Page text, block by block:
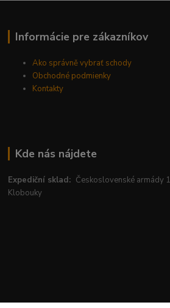
Informácie pre zákazníkov
Ako správně vybrať schody
Obchodné podmienky
Kontakty
Kde nás nájdete
Expediční sklad: Československé armády
Klobouky